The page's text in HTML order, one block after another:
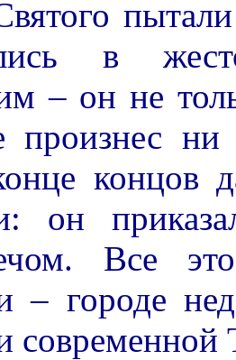
в
– он не
произнес
концов
он
Все
– городе
современной